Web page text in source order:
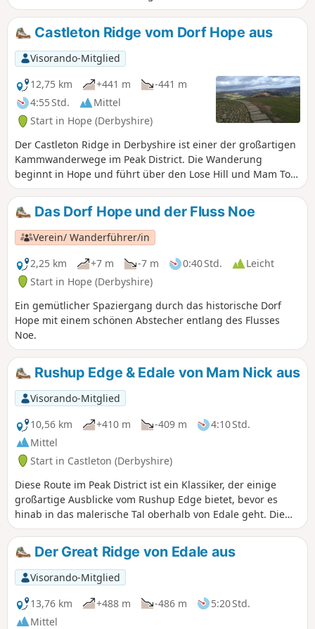
Win Hill beinhaltet einen steilen Anstieg
auf den Kamm, aber ansonsten ist dies
eine leichte und entspannte
Wanderung.
Castleton Ridge vom Dorf Hope aus
Visorando-Mitglied
12,75 km
+441 m
-441 m
4:55 Std.
Mittel
Start in Hope (Derbyshire)
Der Castleton Ridge in Derbyshire ist einer der großartigen
Kammwanderwege im Peak District. Die Wanderung
beginnt in Hope und führt über den Lose Hill und Mam Tor,
bevor sie über Castleton zum Ausgangspunkt zurückkehrt.
Das Dorf Hope und der Fluss Noe
Verein/ Wanderführer/in
2,25 km
+7 m -7 m 0:40 Std.
Leicht
Start in Hope (Derbyshire)
Ein gemütlicher Spaziergang durch das historische Dorf
Hope mit einem schönen Abstecher entlang des Flusses
Noe.
Rushup Edge & Edale von Mam Nick aus
Visorando-Mitglied
10,56 km
+410 m -409 m
4:10 Std.
Mittel
Start in Castleton (Derbyshire)
Diese Route im Peak District ist ein Klassiker, der einige
großartige Ausblicke vom Rushup Edge bietet, bevor es
hinab in das malerische Tal oberhalb von Edale geht. Die
Route ist selten ruhig, und an schönen Tagen genießen in
der Regel viele Menschen diese Wanderung.
Der Great Ridge von Edale aus
Visorando-Mitglied
13,76 km
+488 m -486 m
5:20 Std.
Mittel